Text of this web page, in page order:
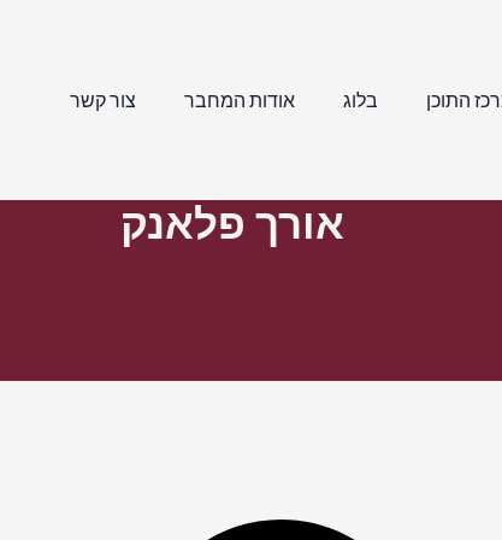
התוכן בלוג אודות המחבר צור קשר
אורך פלאנק